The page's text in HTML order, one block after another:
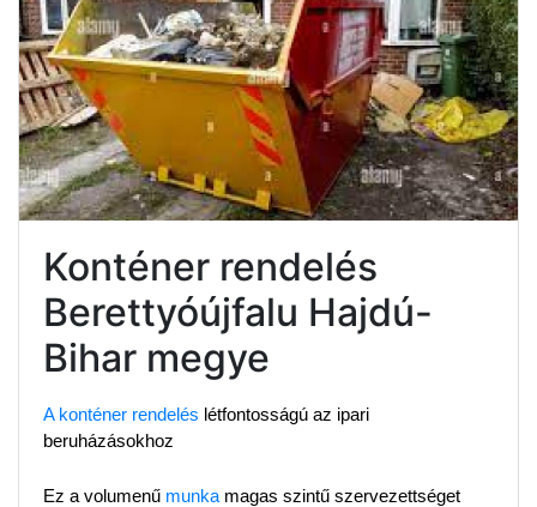
Konténer rendelés
Berettyóújfalu Hajdú-
Bihar megye
A konténer rendelés létfontosságú az ipari
beruházásokhoz
Ez a volumenű munka magas szintű szervezettséget